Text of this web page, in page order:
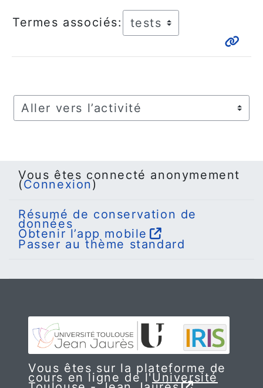
Termes associés:
Aller vers l’activité
Vous êtes connecté anonymement
(Connexion)
Résumé de conservation de
données
Obtenir l’app mobile
Passer au thème standard
Vous êtes sur la plateforme de
cours en ligne de l'Université